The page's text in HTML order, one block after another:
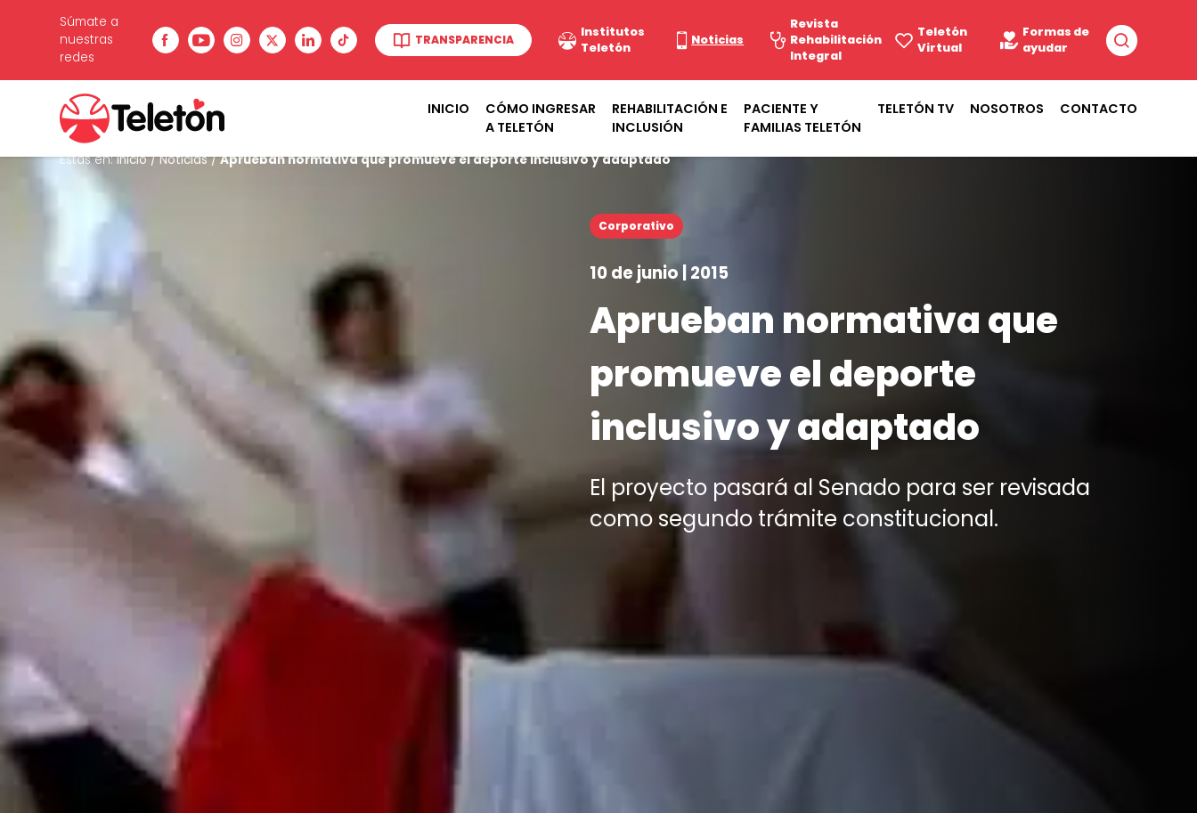
Súmate a
nuestras
redes
TRANSPARENCIA
Institutos
Teletón
Noticias
Revista
Rehabilitación
Integral
Teletón
Virtual
Formas de
ayudar
INICIO
CÓMO INGRESAR
A TELETÓN
REHABILITACIÓN E
INCLUSIÓN
PACIENTE Y
FAMILIAS TELETÓN
TELETÓN TV NOSOTROS CONTACTO
Estás en:Inicio/Noticias/Aprueban normativa que promueve el deporte inclusivo y adaptado
Corporativo
10 de junio | 2015
Aprueban normativa que
promueve el deporte
inclusivo y adaptado
El proyecto pasará al Senado para ser revisada
como segundo trámite constitucional.